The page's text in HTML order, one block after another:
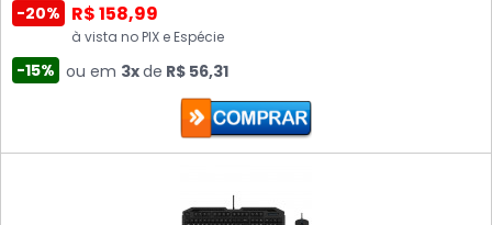
-20% R$ 158,99
à vista no PIX e Espécie
-15% ou em 3xde R$ 56,31